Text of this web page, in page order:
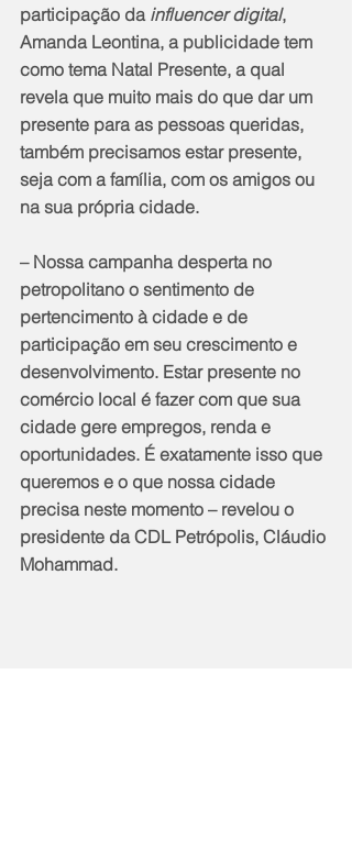
participação da influencer digital,
Amanda Leontina, a publicidade tem
como tema Natal Presente, a qual
revela que muito mais do que dar um
presente para as pessoas queridas,
também precisamos estar presente,
seja com a família, com os amigos ou
na sua própria cidade.
– Nossa campanha desperta no
petropolitano o sentimento de
pertencimento à cidade e de
participação em seu crescimento e
desenvolvimento. Estar presente no
comércio local é fazer com que sua
cidade gere empregos, renda e
oportunidades. É exatamente isso que
queremos e o que nossa cidade
precisa neste momento – revelou o
presidente da CDL Petrópolis, Cláudio
Mohammad.